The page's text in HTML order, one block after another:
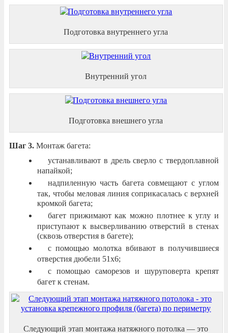
Подготовка внутреннего угла
Внутренний угол
Подготовка внешнего угла
Шаг 3. Монтаж багета:
устанавливают в дрель сверло с твердоплавной
напайкой;
надпиленную часть багета совмещают с углом
так, чтобы меловая линия соприкасалась с верхней
кромкой багета;
багет прижимают как можно плотнее к углу и
приступают к высверливанию отверстий в стенах
(сквозь отверстия в багете);
с помощью молотка вбивают в получившиеся
отверстия дюбели 51х6;
с помощью саморезов и шуруповерта крепят
багет к стенам.
Следующий этап монтажа натяжного потолка — это